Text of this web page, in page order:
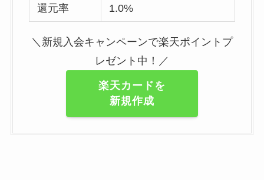
還元率 1.0%
＼新規入会キャンペーンで楽天ポイントプ
レゼント中！／
楽天カードを
新規作成